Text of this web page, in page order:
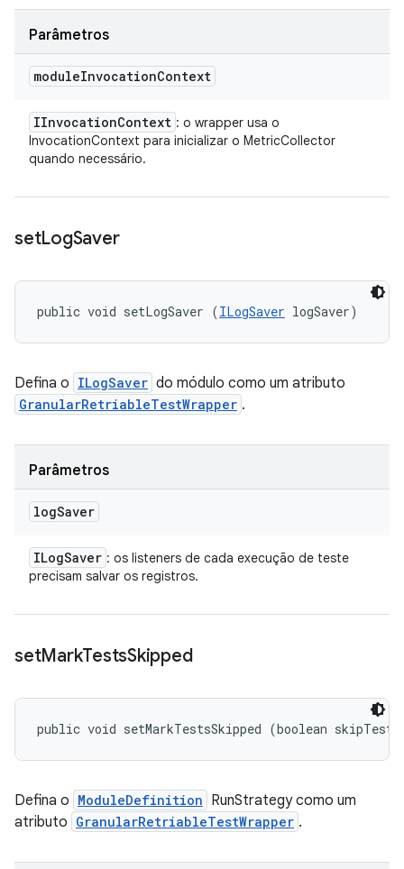
Parâmetros
moduleInvocationContext
IInvocationContext : o wrapper usa o
InvocationContext para inicializar o MetricCollector
quando necessário.
setLogSaver
public void setLogSaver (ILogSaver logSaver)
Defina o ILogSaver do módulo como um atributo
GranularRetriableTestWrapper .
Parâmetros
logSaver
ILogSaver : os listeners de cada execução de teste
precisam salvar os registros.
setMarkTestsSkipped
public void setMarkTestsSkipped (boolean
Defina o ModuleDefinition RunStrategy como um
atributo GranularRetriableTestWrapper .